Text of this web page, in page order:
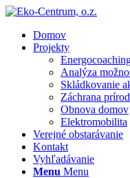
Domov
Projekty
Analýza
Skládkovanie
Záchrana
Obnova domov
Elektromobilita
Verejné obstarávanie
Kontakt
Vyhľadávanie
Menu Menu